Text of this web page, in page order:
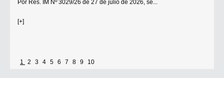
Por Res. IM Nº 3029/26 de 27 de julio de 2026, se...
[+]
1 2 3 4 5 6 7 8 9 10